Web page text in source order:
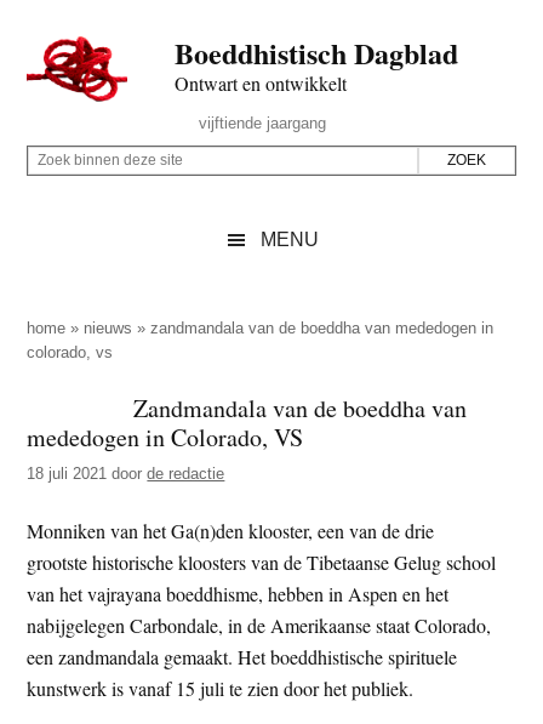
naar
de
inhoud
secondary
naar
de
sidebar
naar
de
Boeddhistisch Dagblad
Ontwart en ontwikkelt
Rechts
vijftiende jaargang
Z
p
d
z
e
i
t
e
Z
i
n
n
d
z
e
s
i
t
e
MENU
home » nieuws »zandmandala van de boeddha van mededogen in
colorado, vs
Zandmandala van de boeddha van
mededogen in Colorado, VS
18 juli 2021 doorde redactie
Monniken van het Ga(n)den klooster, een van de drie
grootste historische kloosters van de Tibetaanse Gelug school
van het vajrayana boeddhisme, hebben in Aspen en het
nabijgelegen Carbondale, in de Amerikaanse staat Colorado,
een zandmandala gemaakt. Het boeddhistische spirituele
kunstwerk is vanaf 15 juli te zien door het publiek.